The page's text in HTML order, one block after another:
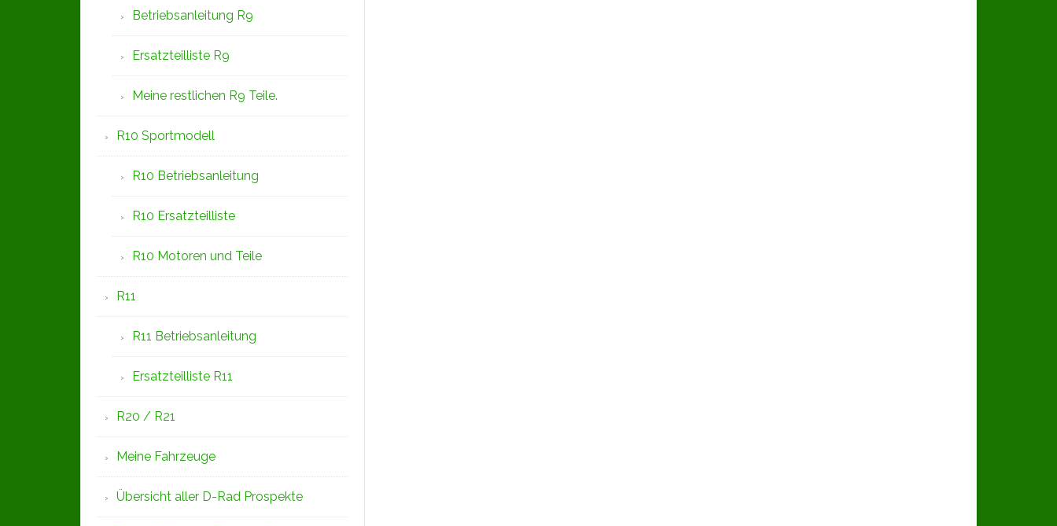
Betriebsanleitung R9
Ersatzteilliste R9
Meine restlichen R9 Teile.
R10 Sportmodell
R10 Betriebsanleitung
R10 Ersatzteilliste
R10 Motoren und Teile
R11
R11 Betriebsanleitung
Ersatzteilliste R11
R20 / R21
Meine Fahrzeuge
Übersicht aller D-Rad Prospekte